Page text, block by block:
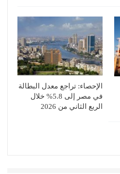
الإحصاء: تراجع معدل البطالة
في مصر إلى 5.8% خلال
الربع الثاني من 2026